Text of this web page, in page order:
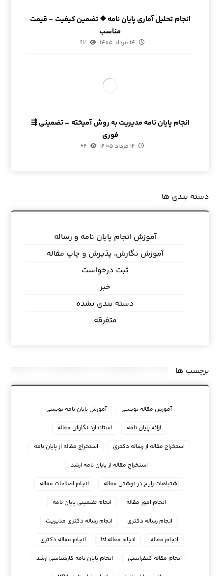
انجام تحلیل آماری پایان نامه ❖ تضمین کیفیت – قیمت
مناسب
14 مرداد 1405 62
انجام پایان نامه مدیریت به روش آمیخته – تضمینی ⇶
فوری
12 مرداد 1405 62
دسته بندی ها
آموزش انجام پایان نامه و رساله
آموزش نگارش، پذیرش و چاپ مقاله
ثبت درخواست
خبر
دسته بندی نشده
متفرقه
برچسب ها
آموزش مقاله نویسی
آموزش پایان نامه نویسی
ارائه پایان نامه
استاندارد نگارش مقاله
استخراج مقاله از رساله دکتری
استخراج مقاله از پایان نامه
استخراج مقاله از پایان نامه ارشد
اشتباهات رایج در نوشتن مقاله
انجام اصلاحات مقاله
انجام امور مقاله
انجام تضمینی پایان نامه
انجام رساله دکتری
انجام رساله دکتری مدیریت
انجام مقاله
انجام مقاله isi
انجام مقاله دکتری
انجام مقاله کنفرانسی
انجام پايان نامه كارشناسي ارشد